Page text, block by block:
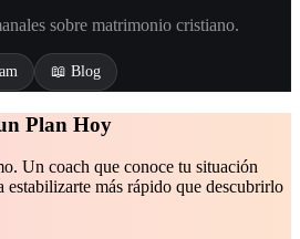
sobre matrimonio cristiano.
📖 Blog
Plan Hoy
Un coach que conoce tu situación
estabilizarte más rápido que descubrirlo